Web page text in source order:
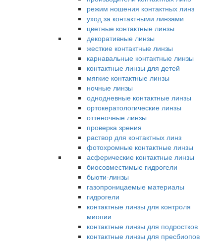
режим ношения контактных линз
уход за контактными линзами
цветные контактные линзы
декоративные линзы
жесткие контактные линзы
карнавальные контактные линзы
контактные линзы для детей
мягкие контактные линзы
ночные линзы
однодневные контактные линзы
ортокератологические линзы
оттеночные линзы
проверка зрения
раствор для контактных линз
фотохромные контактные линзы
асферические контактные линзы
биосовместимые гидрогели
бьюти-линзы
газопроницаемые материалы
гидрогели
контактные линзы для контроля
миопии
контактные линзы для подростков
контактные линзы для пресбиопов